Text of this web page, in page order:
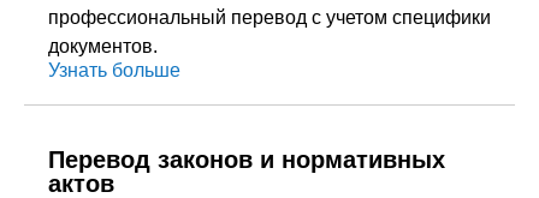
профессиональный перевод с учетом специфики
документов.
Узнать больше
Перевод законов и нормативных
актов